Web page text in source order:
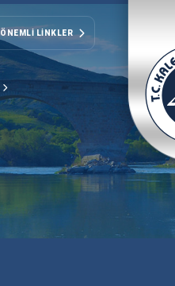
ÖNEMLI LINKLER